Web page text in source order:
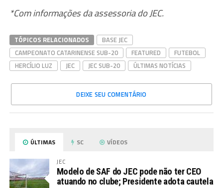
*Com informações da assessoria do JEC.
TÓPICOS RELACIONADOS
BASE JEC
CAMPEONATO CATARINENSE SUB-20
FEATURED
FUTEBOL
HERCÍLIO LUZ
JEC JEC SUB-20 ÚLTIMAS NOTÍCIAS
DEIXE SEU COMENTÁRIO
ÚLTIMAS SC VÍDEOS
JEC
Modelo de SAF do JEC pode não ter CEO
atuando no clube; Presidente adota cautela